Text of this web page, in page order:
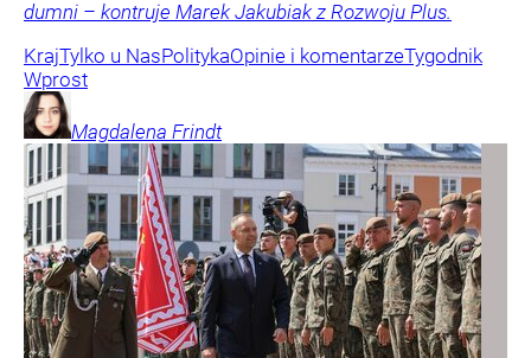
dumni – kontruje Marek Jakubiak z Rozwoju Plus.
KrajTylko u NasPolitykaOpinie i komentarzeTygodnik
Wprost
Magdalena Frindt